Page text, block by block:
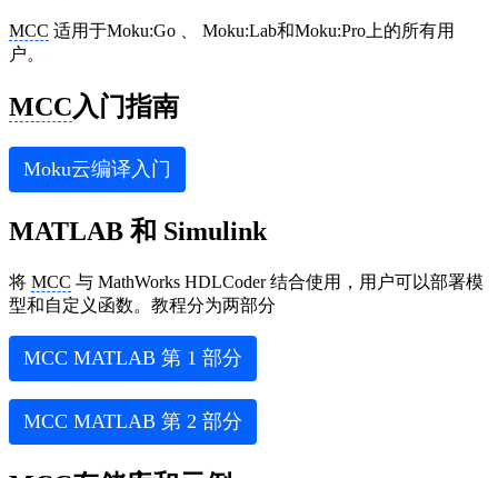
MCC 适用于Moku:Go 、 Moku:Lab和Moku:Pro上的所有用
户。
MCC入门指南
Moku云编译入门
MATLAB 和 Simulink
将 MCC 与 MathWorks HDLCoder 结合使用，用户可以部署模
型和自定义函数。教程分为两部分
MCC MATLAB 第 1 部分
MCC MATLAB 第 2 部分